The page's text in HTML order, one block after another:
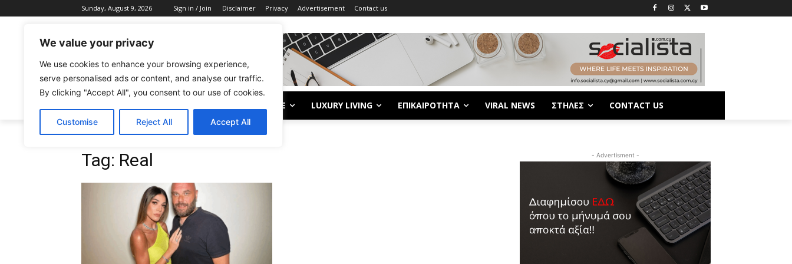
We value your privacy
We use cookies to enhance your browsing experience,
serve personalised ads or content, and analyse our traffic.
By clicking "Accept All", you consent to our use of cookies.
Customise Reject All Accept All
Sunday, August 9, 2026 Sign in / Join Disclaimer Privacy Advertisement Contact us
LIFE LUXURY LIVING ΕΠΙΚΑΙΡΟΤΗΤΑ VIRAL NEWS ΣΤΗΛΕΣ CONTACT US
Tags Real
Tag: Real - Advertisment -